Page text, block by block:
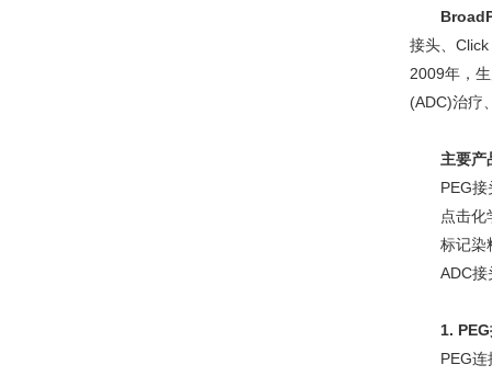
接头、
2009年，
(ADC)治疗
主要产
PEG接
点击化
标记染
ADC接
1.
PEG